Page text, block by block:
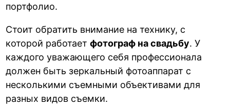
портфолио.
Стоит обратить внимание на технику, с
которой работаетфотограф на свадьбу. У
каждого уважающего себя профессионала
должен быть зеркальный фотоаппарат с
несколькими съемными объективами для
разных видов съемки.